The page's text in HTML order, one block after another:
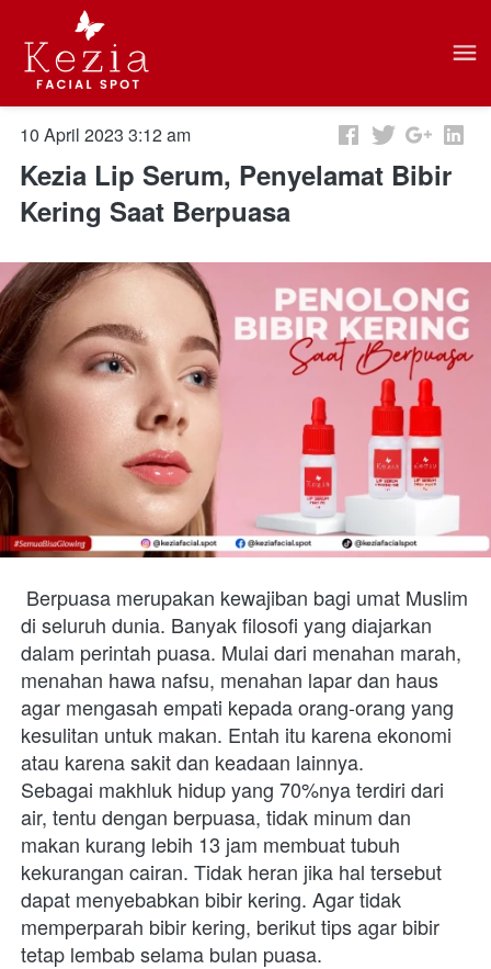
10 April 2023 3:12 am
Kezia Lip Serum, Penyelamat Bibir
Kering Saat Berpuasa
Berpuasa merupakan kewajiban bagi umat Muslim
di seluruh dunia. Banyak filosofi yang diajarkan
dalam perintah puasa. Mulai dari menahan marah,
menahan hawa nafsu, menahan lapar dan haus
agar mengasah empati kepada orang-orang yang
kesulitan untuk makan. Entah itu karena ekonomi
atau karena sakit dan keadaan lainnya.
Sebagai makhluk hidup yang 70%nya terdiri dari
air, tentu dengan berpuasa, tidak minum dan
makan kurang lebih 13 jam membuat tubuh
kekurangan cairan. Tidak heran jika hal tersebut
dapat menyebabkan bibir kering. Agar tidak
memperparah bibir kering, berikut tips agar bibir
tetap lembab selama bulan puasa.